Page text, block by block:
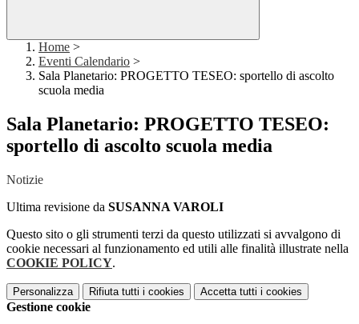
Home >
Eventi Calendario >
Sala Planetario: PROGETTO TESEO: sportello di ascolto
scuola media
Sala Planetario: PROGETTO TESEO:
sportello di ascolto scuola media
Notizie
Ultima revisione da SUSANNA VAROLI
Questo sito o gli strumenti terzi da questo utilizzati si avvalgono di
cookie necessari al funzionamento ed utili alle finalità illustrate nella
COOKIE POLICY.
Personalizza Rifiuta tutti i cookies Accetta tutti i cookies
Gestione cookie